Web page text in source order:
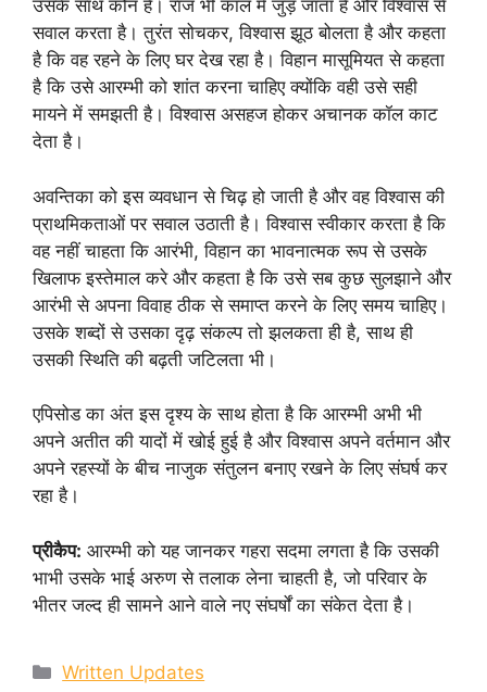
उसके साथ कौन है। राज भी कॉल में जुड़ जाता है और विश्वास से
सवाल करता है। तुरंत सोचकर, विश्वास झूठ बोलता है और कहता
है कि वह रहने के लिए घर देख रहा है। विहान मासूमियत से कहता
है कि उसे आरम्भी को शांत करना चाहिए क्योंकि वही उसे सही
मायने में समझती है। विश्वास असहज होकर अचानक कॉल काट
देता है।
अवन्तिका को इस व्यवधान से चिढ़ हो जाती है और वह विश्वास की
प्राथमिकताओं पर सवाल उठाती है। विश्वास स्वीकार करता है कि
वह नहीं चाहता कि आरंभी, विहान का भावनात्मक रूप से उसके
खिलाफ इस्तेमाल करे और कहता है कि उसे सब कुछ सुलझाने और
आरंभी से अपना विवाह ठीक से समाप्त करने के लिए समय चाहिए।
उसके शब्दों से उसका दृढ़ संकल्प तो झलकता ही है, साथ ही
उसकी स्थिति की बढ़ती जटिलता भी।
एपिसोड का अंत इस दृश्य के साथ होता है कि आरम्भी अभी भी
अपने अतीत की यादों में खोई हुई है और विश्वास अपने वर्तमान और
अपने रहस्यों के बीच नाजुक संतुलन बनाए रखने के लिए संघर्ष कर
रहा है।
प्रीकैप: आरम्भी को यह जानकर गहरा सदमा लगता है कि उसकी
भाभी उसके भाई अरुण से तलाक लेना चाहती है, जो परिवार के
भीतर जल्द ही सामने आने वाले नए संघर्षों का संकेत देता है।
Categories
Written Updates